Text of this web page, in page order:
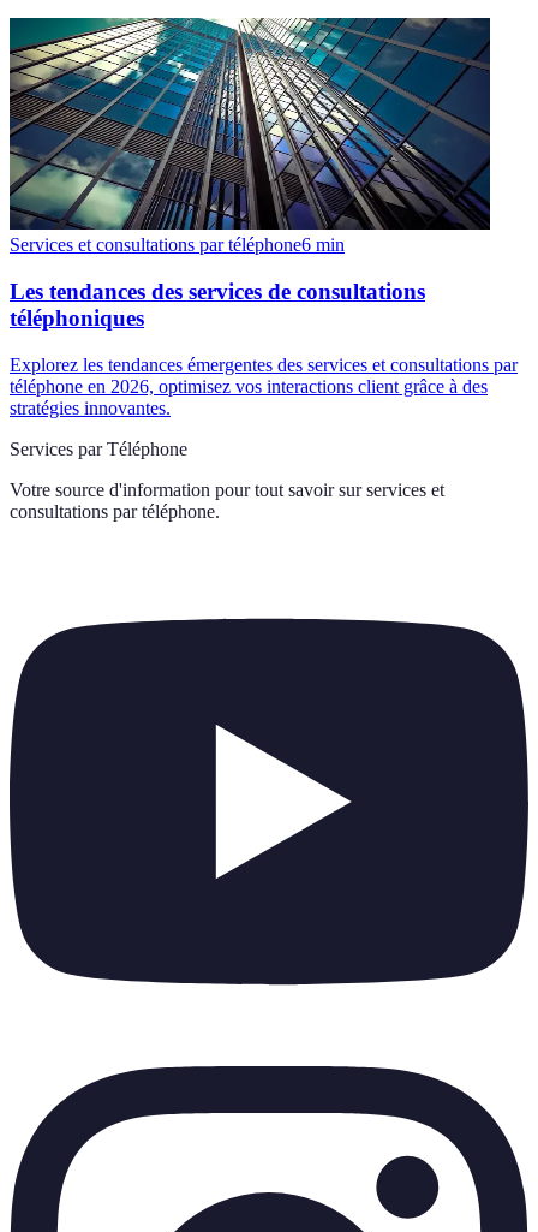
Services et consultations par téléphone6 min
Les tendances des services de consultations
téléphoniques
Explorez les tendances émergentes des services et consultations par
téléphone en 2026, optimisez vos interactions client grâce à des
stratégies innovantes.
Services par Téléphone
Votre source d'information pour tout savoir sur services et
consultations par téléphone.